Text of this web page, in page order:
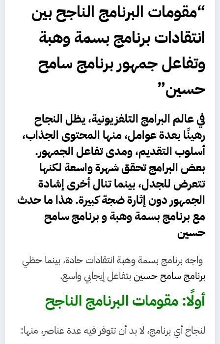
“مقومات البرنامج الناجح بين
انتقادات برنامج بسمة وهبة
وتفاعل جمهور برنامج سامح
حسين”
في عالم البرامج التلفزيونية، يظل النجاح
رهينًا بعدة عوامل، منها المحتوى الجذاب،
أسلوب التقديم، ومدى تفاعل الجمهور.
بعض البرامج تحقق شهرة واسعة لكنها
تتعرض للجدل، بينما تنال أخرى إشادة
الجمهور دون إثارة ضجة كبيرة. هذا ما حدث
مع برنامج بسمة وهبة وبرنامج سامح
حسين
واجه برنامج بسمة وهبة انتقادات حادة، بينما حظي
برنامج سامح حسينبتفاعل إيجابي واسع.
أولًا: مقومات البرنامج الناجح
لنجاح أي برنامج، لا بد أن تتوفر فيه عدة عناصر، منها: